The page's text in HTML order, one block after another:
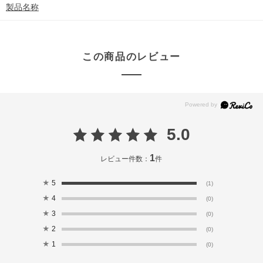
製品名称
この商品のレビュー
5.0
レビュー件数： 1件
★ 5 (1)
★ 4 (0)
★ 3 (0)
★ 2 (0)
★ 1 (0)